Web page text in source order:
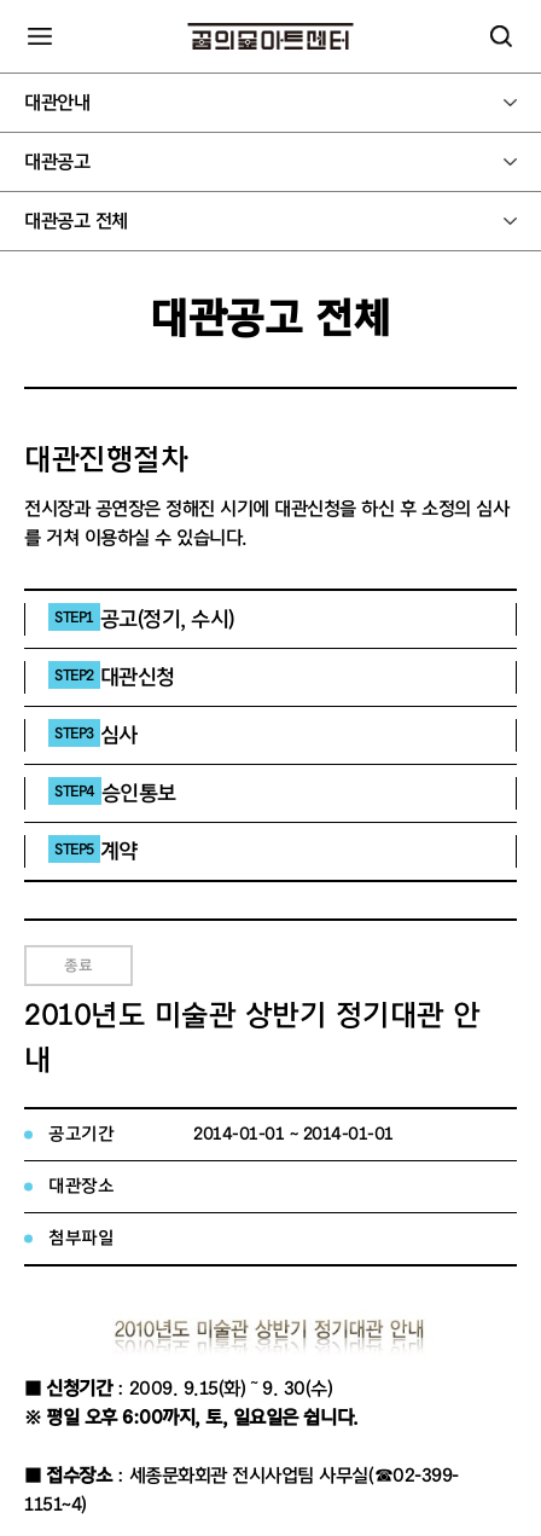
대관안내
대관공고
대관공고 전체
대관공고 전체
대관진행절차
전시장과 공연장은 정해진 시기에 대관신청을 하신 후 소정의 심사
를 거쳐 이용하실 수 있습니다.
STEP1 공고(정기, 수시)
STEP2 대관신청
STEP3 심사
STEP4 승인통보
STEP5 계약
종료
2010년도 미술관 상반기 정기대관 안
내
공고기간 2014-01-01 ~ 2014-01-01
대관장소
첨부파일
■ 신청기간: 2009. 9.15(화) ˜ 9. 30(수)
※ 평일 오후 6:00까지, 토, 일요일은 쉽니다.
■ 접수장소: 세종문화회관 전시사업팀 사무실(☎02-399-
1151~4)